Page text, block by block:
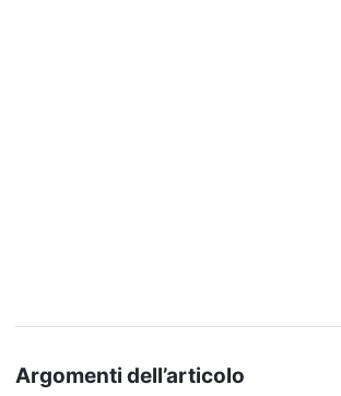
Argomenti dell’articolo